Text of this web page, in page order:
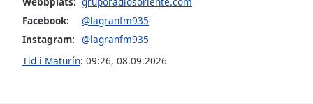
subtitles
settings
dialog
off,
Facebook:
@lagranfm935
Instagram: @lagranfm935
Tid i Maturín: 09:26, 08.09.2026